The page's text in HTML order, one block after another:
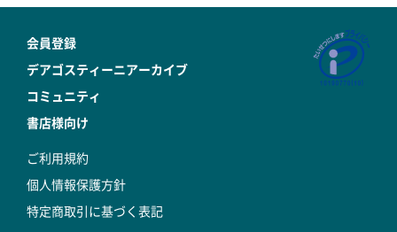
会員登録
デアゴスティーニアーカイブ
コミュニティ
書店様向け
ご利用規約
個人情報保護方針
特定商取引に基づく表記